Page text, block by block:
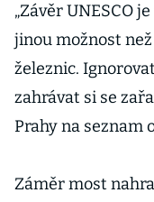
„Závěr UNESCO
jinou možnost
železnic.
zahrávat si se
Prahy na seznam
Záměr most